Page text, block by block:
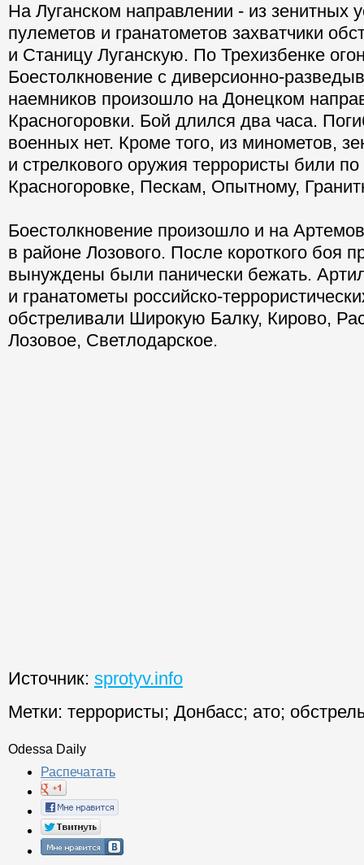
На Луганском направлении - из зенитных
пулеметов и гранатометов захватчики
и Станицу Луганскую. По Трехизбенке
Боестолкновение с диверсионно-
наемников произошло на Донецком
Красногоровки. Бой длился два часа.
военных нет. Кроме того, из минометов,
и стрелкового оружия террористы били
Красногоровке, Пескам, Опытному,
Боестолкновение произошло и на
в районе Лозового. После короткого боя
вынуждены были панически бежать.
и гранатометы российско-
обстреливали Широкую Балку, Кирово,
Лозовое, Светлодарское.
Источник: sprotyv.info
Метки: террористы; Донбасс; ато;
Odessa Daily
Распечатать